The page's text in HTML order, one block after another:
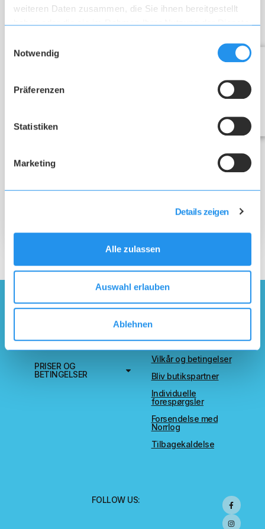
weiteren Daten zusammen, die Sie ihnen bereitgestellt
haben oder die sie im Rahmen Ihrer Nutzung der Dienste
Notwendig
Präferenzen
Statistiken
Marketing
Details zeigen
Alle zulassen
Auswahl erlauben
Ablehnen
OM NORRLOG
PRISER OG
BETINGELSER
Aftryk
Databeskyttelse
Vilkår og betingelser
Bliv butikspartner
Individuelle
forespørgsler
Forsendelse med
Norrlog
Tilbagekaldelse
FOLLOW US: